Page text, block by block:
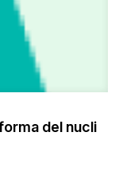
del nucli